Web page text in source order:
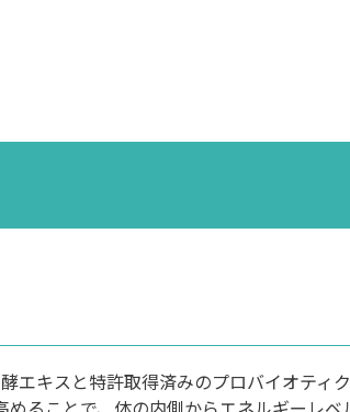
エキスと特許取得済みのプロバイオティ